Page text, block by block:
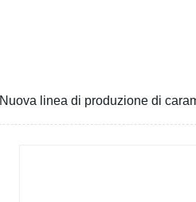
Nuova linea di produzione di